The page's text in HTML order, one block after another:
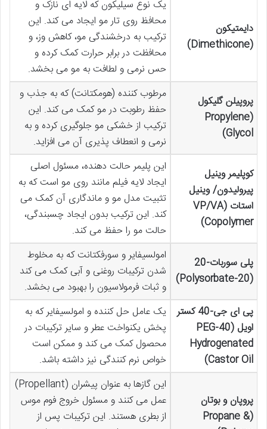
دایمتیکون
(Dimethicone)
یک نوع سیلیکون که لایه ای نازک و
محافظ روی تار مو ایجاد می کند. این
ترکیب به درخشندگی مو، کاهش وز، و
محافظت در برابر حرارت کمک کرده و
حس نرمی و لطافت به مو می بخشد.
پروپیلن گلیکول
(Propylene
Glycol)
مرطوب کننده (هومکتانت) که به جذب و
حفظ رطوبت در مو کمک می کند. این
ترکیب از خشکی مو جلوگیری کرده و به
نرمی و انعطاف پذیری آن می افزاید.
کوپلیمر وینیل
پیرولیدون/ وینیل
استات (VP/VA
Copolymer)
این پلیمر حالت دهنده، مسئول اصلی
ایجاد لایه فیلم مانند روی مو است که به
تثبیت مدل مو و ماندگاری آن کمک می
کند. این ترکیب بدون ایجاد چسبندگی،
حالت مو را حفظ می کند.
پلی سوربات-20
(Polysorbate-20)
امولسیفایر و سورفکتانت که به مخلوط
شدن ترکیبات روغنی و آبی کمک می کند
و ثبات فرمولاسیون را بهبود می بخشد.
پی ای جی-40 کستر
اویل (PEG-40
Hydrogenated
Castor Oil)
یک عامل حل کننده و امولسیفایر که به
پخش یکنواخت عطر و سایر ترکیبات در
محصول کمک می کند و ممکن است
خواص نرم کنندگی نیز داشته باشد.
پروپان و بوتان
(Propane &
این گازها به عنوان پیشران (Propellant)
عمل می کنند و مسئول خروج فوم موس
از بطری هستند. این ترکیبات پس از